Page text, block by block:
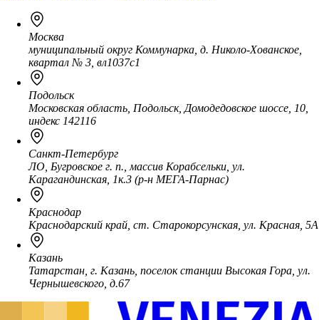
Москва
муниципальный округ Коммунарка, д. Николо-Хованское,
квартал № 3, вл1037с1
Подольск
Московская область, Подольск, Домодедовское шоссе, 10,
индекс 142116
Санкт-Петербург
ЛО, Бугровское г. п., массив Корабсельки, ул.
Карагандинская, 1к.3 (р-н МЕГА-Парнас)
Краснодар
Краснодарский край, ст. Старокорсунская, ул. Красная, 5А
Казань
Татарстан, г. Казань, поселок станции Высокая Гора, ул.
Чернышевского, д.67